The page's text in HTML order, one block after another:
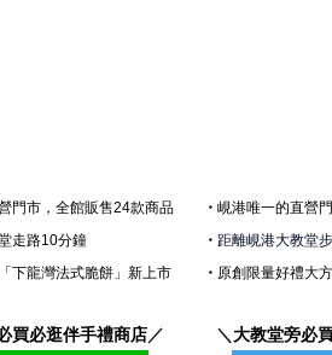
門市，全館販售24款商品
走路10分鐘
下龍灣法式脆餅」新上市
買必逛伴手禮商店／
・ 峴港唯一的直營
・ 距離峴港大教堂
・ 原創限量好禮大
＼大教堂旁必